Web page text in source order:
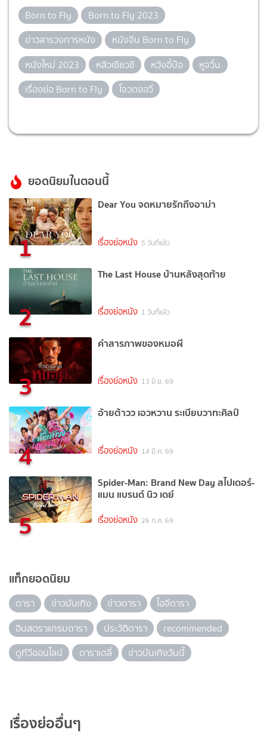
Born to Fly
Born to Fly 2023
ข่าวสารวงการหนัง
หนังจีน Born to Fly
หนังใหม่ 2023
หลิวเซียวชี หวังอี้ป๋อ
หูจวิ้น
เรื่องย่อ Born to Fly
โจวตงอวี่
ยอดนิยมในตอนนี้
1
Dear You จดหมายรักถึงอาม่า
เรื่องย่อหนัง 5 วันที่แล้ว
2
The Last House บ้านหลังสุดท้าย
เรื่องย่อหนัง 1 วันที่แล้ว
3
คำสารภาพของหมอผี
เรื่องย่อหนัง 13 มิ.ย. 69
4
อ้ายต้าวว เอวหวาน ระเบียบวาทะศิลป์
เรื่องย่อหนัง 14 มี.ค. 69
5
Spider-Man: Brand New Day สไปเดอร์-
แมน แบรนด์ นิว เดย์
เรื่องย่อหนัง 26 ก.ค. 69
แท็กยอดนิยม
ดารา ข่าวบันเทิง ข่าวดารา
ไอจีดารา
อินสตราแกรมดารา
ประวัติดารา
recommended
ดูทีวีออนไลน์
ดาราเดลี่ ข่าวบันเทิงวันนี้
เรื่องย่ออื่นๆ